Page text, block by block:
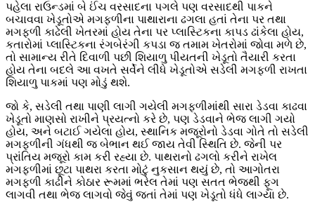
પહેલા રાઉન્ડમાં બે ઈંચ વરસાદના પગલે પણ વરસાદથી પાકને
બચાવવા ખેડૂતોએ મગફળીના પાથારાના ઢગલા હતાં તેના પર તથા
મગફળી કાઢેલી ખેતરમાં હોય તેના પર પ્લાસ્ટિકના કાપડ ઢાંકેલા હોય,
કતારોમાં પ્લાસ્ટિકના રંગબેરંગી કપડા જ તમામ ખેતરોમાં જોવા મળે છે,
તો સામાન્ય રીતે દિવાળી પછી શિયાળુ પીયતની ખેડૂતો તૈયારી કરતા
હોય તેના બદલે આ વખતે સર્વેને લીધે ખેડૂતોએ સડેલી મગફળી રાખતા
શિયાળુ પાકમાં પણ મોડું થશે.
જો કે, સડેલી તથા પાણી લાગી ગયેલી મગફળીમાંથી સારા ડેડવા કાઢવા
ખેડૂતો માણસો રાખીને પ્રયત્નો કરે છે, પણ ડેડવાને ભેજ લાગી ગયો
હોય, અને બટાઈ ગયેલા હોય, સ્થાનિક મજૂરોનો ડેડવા ગોતે તો સડેલી
મગફળીની ગંધથી જ બેભાન થઈ જાય તેવી સ્થિતિ છે. જેની પર
પ્રાંતિય મજૂરો કામ કરી રહ્યા છે. પાથરાનો ઢગલો કરીને રાખેલ
મગફળીમાં છૂટા પાથરા કરતા મોટું નુકસાન થયું છે, તો આગોતરા
મગફળી કાઢીને કોઠાર રૂમમાં ભરેલ તેમાં પણ સતત ભેજથી ફૂગ
લાગવી તથા ભેજ લાગવો જેવું જતાં તેમાં પણ ખેડૂતો ધંધે લાગ્યા છે.